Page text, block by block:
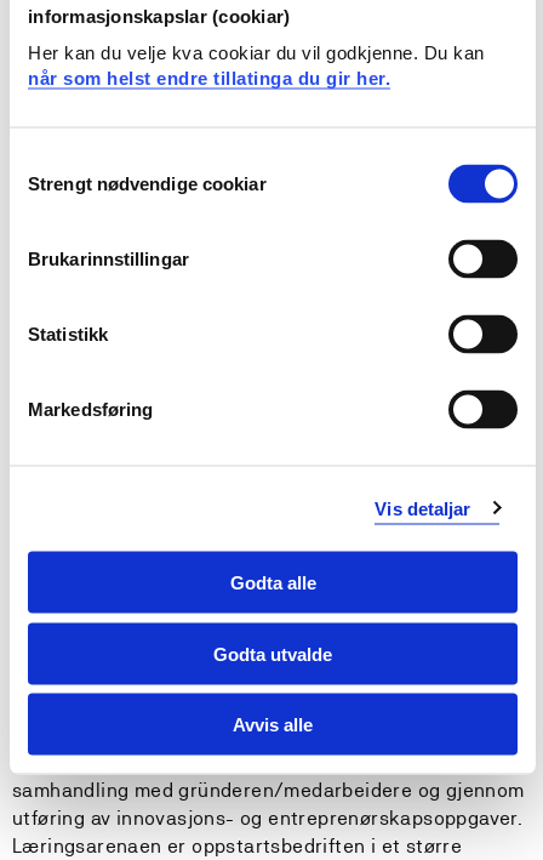
informasjonskapslar (cookiar)
Her kan du velje kva cookiar du vil godkjenne. Du kan
når som helst endre tillatinga du gir her.
Selection
Strengt nødvendige cookiar
Brukarinnstillingar
Statistikk
Markedsføring
Vis detaljar
Godta alle
Godta utvalde
Avvis alle
oppstartsbedrifter/entreprenører og etablerte
entreprenørskapsoppgaver i en
oppstartsbedrift/innovasjonsprosjekt
tverrfaglig sammenheng
har innsikt i ulike rammebetingelser for innovasjon i
Undervisnings- og læringsformer
Emnet skal gi studentene praksisbasert entreprenøriell
læring i oppstartsbedrifter eller innovasjonsprosjekt og
kunnskap om entreprenøriell praksis i en regional
virksomhet og av emneansvarlig/faglærere. Læringen er
studentaktiv og handlingsorientert, gjennom
samhandling med gründeren/medarbeidere og gjennom
utføring av innovasjons- og entreprenørskapsoppgaver.
Læringsarenaen er oppstartsbedriften i et større